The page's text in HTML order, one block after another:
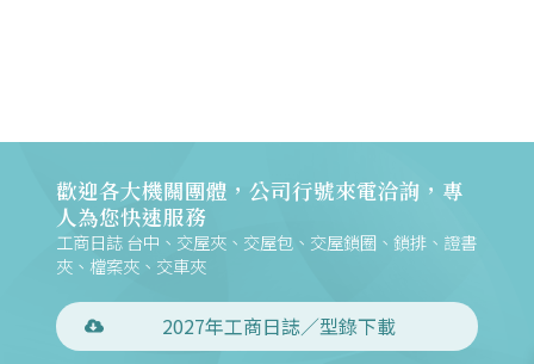
歡迎各大機關團體，公司行號來電洽詢，專
人為您快速服務
工商日誌 台中、交屋夾、交屋包、交屋鎖圈、鎖排、證書
夾、檔案夾、交車夾
2027年工商日誌／型錄下載